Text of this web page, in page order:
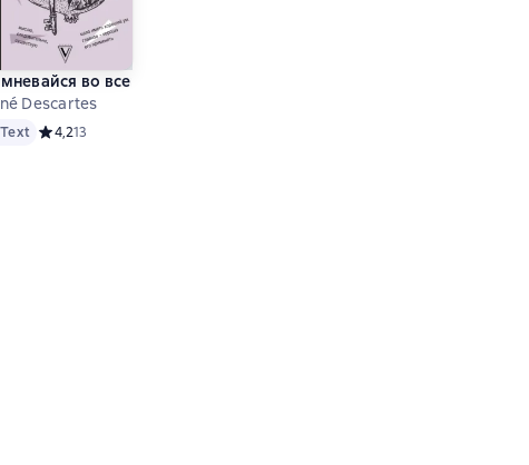
и иллюстрациями
основе 4 оценок
во всем
Descartes
Text Средний рейтинг 4,2 на основе 13 оценок
4,213